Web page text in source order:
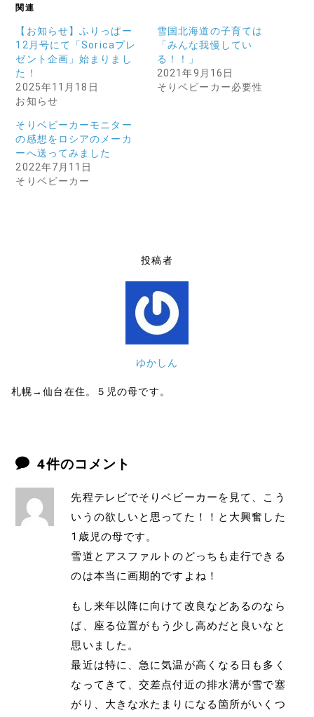
関連
【お知らせ】ふりっぱー
12月号にて「Soricaプレ
ゼント企画」始まりまし
た！
2025年11月18日
お知らせ
雪国北海道の子育ては
「みんな我慢してい
る！！」
2021年9月16日
そりベビーカー必要性
そりベビーカーモニター
の感想をロシアのメーカ
ーへ送ってみました
2022年7月11日
そりベビーカー
投稿者
ゆかしん
札幌→仙台在住。５児の母です。
4件のコメント
先程テレビでそりベビーカーを見て、こう
いうの欲しいと思ってた！！と大興奮した
1歳児の母です。
雪道とアスファルトのどっちも走行できる
のは本当に画期的ですよね！
もし来年以降に向けて改良などあるのなら
ば、座る位置がもう少し高めだと良いなと
思いました。
最近は特に、急に気温が高くなる日も多く
なってきて、交差点付近の排水溝が雪で塞
がり、大きな水たまりになる箇所がいくつ